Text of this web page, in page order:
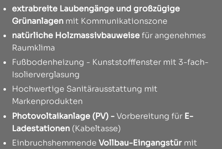
extrabreite Laubengänge und großzügige
Grünanlagen mit Kommunikationszone
natürliche Holzmassivbauweisefür angenehmes
Raumklima
Fußbodenheizung - Kunststofffenster mit 3-fach-
Isolierverglasung
Hochwertige Sanitärausstattung mit
Markenprodukten
Photovoltaikanlage (PV) -Vorbereitung für E-
Ladestationen (Kabeltasse)
Einbruchshemmende Vollbau-Eingangstür mit